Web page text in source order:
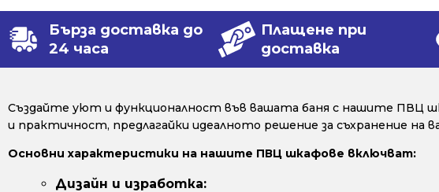
Бърза доставка до
24 часа
Плащене при
доставка
Създайте уют и функционалност във вашата баня с нашите ПВЦ
и практичност, предлагайки идеалното решение за съхранение на
Основни характеристики на нашите ПВЦ шкафове включват:
Дизайн и изработка: